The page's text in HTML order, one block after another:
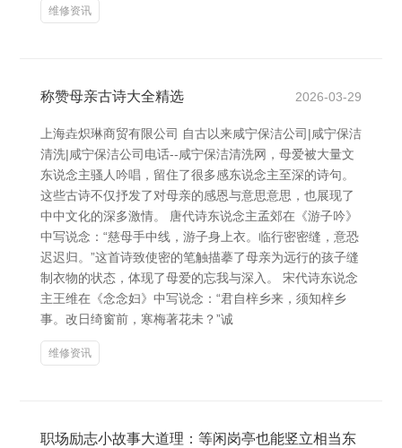
维修资讯
称赞母亲古诗大全精选 2026-03-29
上海垚炽琳商贸有限公司 自古以来咸宁保洁公司|咸宁保洁
清洗|咸宁保洁公司电话--咸宁保洁清洗网，母爱被大量文
东说念主骚人吟唱，留住了很多感东说念主至深的诗句。
这些古诗不仅抒发了对母亲的感恩与意思意思，也展现了
中中文化的深多激情。 唐代诗东说念主孟郊在《游子吟》
中写说念：“慈母手中线，游子身上衣。临行密密缝，意恐
迟迟归。”这首诗致使密的笔触描摹了母亲为远行的孩子缝
制衣物的状态，体现了母爱的忘我与深入。 宋代诗东说念
主王维在《念念妇》中写说念：“君自梓乡来，须知梓乡
事。改日绮窗前，寒梅著花未？”诚
维修资讯
职场励志小故事大道理：等闲岗亭也能竖立相当东